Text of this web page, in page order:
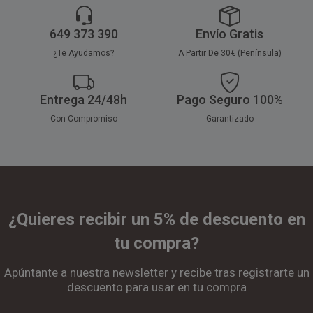
649 373 390
¿Te Ayudamos?
Envío Gratis
A Partir De 30€ (Península)
Entrega 24/48h
Con Compromiso
Pago Seguro 100%
Garantizado
¿Quieres recibir un 5% de descuento en
tu compra?
Apúntante a nuestra newsletter y recibe tras registrarte un
descuento para usar en tu compra